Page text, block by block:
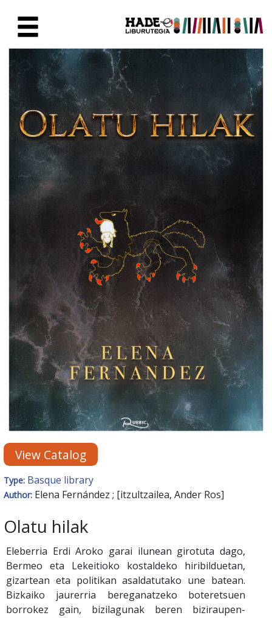
New Books Card - Liburutegia
View Catalog
Type: Basque library
Author: Elena Fernández ; [itzultzailea, Ander Ros]
Olatu hilak
Eleberria Erdi Aroko garai ilunean girotuta dago,
Bermeo eta Lekeitioko kostaldeko hiribilduetan,
gizartean eta politikan asaldatutako une batean.
Bizkaiko jaurerria bereganatzeko boteretsuen
borrokez gain, bizilagunak beren biziraupen-